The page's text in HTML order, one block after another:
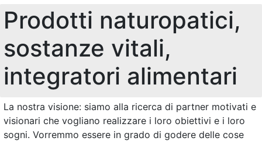
Prodotti naturopatici,
sostanze vitali,
integratori alimentari
La nostra visione: siamo alla ricerca di partner motivati e
visionari che vogliano realizzare i loro obiettivi e i loro
sogni. Vorremmo essere in grado di godere delle cose